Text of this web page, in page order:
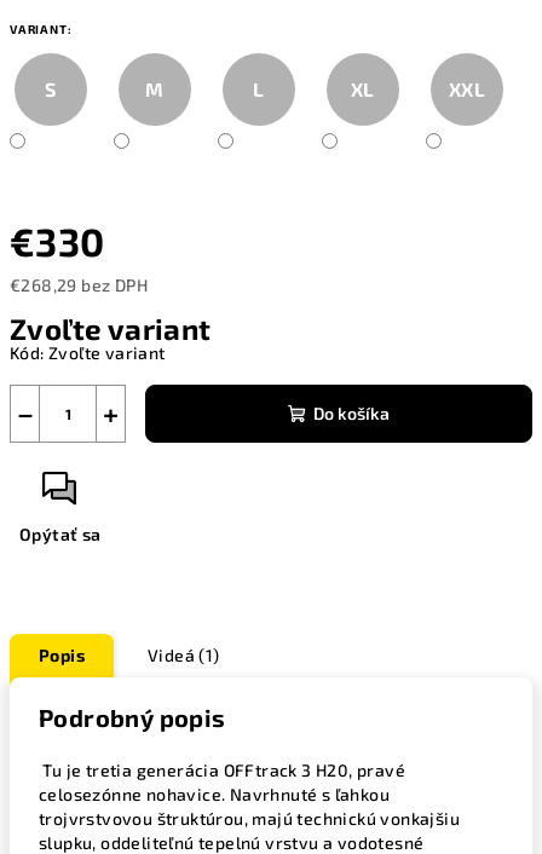
VARIANT:
S M L XL XXL
€330
€268,29 bez DPH
cena:
Zvoľte variant
Kód: Zvoľte variant
+
− Do košíka
Opýtať sa
Popis Videá (1)
Podrobný popis
Tu je tretia generácia OFFtrack 3 H20, pravé
celosezónne nohavice. Navrhnuté s ľahkou
trojvrstvovou štruktúrou, majú technickú vonkajšiu
slupku, oddeliteľnú tepelnú vrstvu a vodotesné